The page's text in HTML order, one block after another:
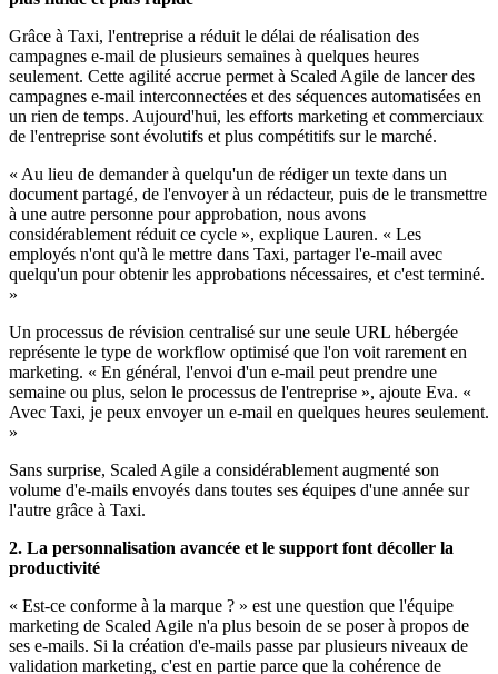
Grâce à Taxi, l'entreprise a réduit le délai de réalisation des
campagnes e-mail de plusieurs semaines à quelques heures
seulement. Cette agilité accrue permet à Scaled Agile de lancer des
campagnes e-mail interconnectées et des séquences automatisées en
un rien de temps. Aujourd'hui, les efforts marketing et commerciaux
de l'entreprise sont évolutifs et plus compétitifs sur le marché.
« Au lieu de demander à quelqu'un de rédiger un texte dans un
document partagé, de l'envoyer à un rédacteur, puis de le transmettre
à une autre personne pour approbation, nous avons
considérablement réduit ce cycle », explique Lauren. « Les
employés n'ont qu'à le mettre dans Taxi, partager l'e-mail avec
quelqu'un pour obtenir les approbations nécessaires, et c'est terminé.
»
Un processus de révision centralisé sur une seule URL hébergée
représente le type de workflow optimisé que l'on voit rarement en
marketing. « En général, l'envoi d'un e-mail peut prendre une
semaine ou plus, selon le processus de l'entreprise », ajoute Eva. «
Avec Taxi, je peux envoyer un e-mail en quelques heures seulement.
»
Sans surprise, Scaled Agile a considérablement augmenté son
volume d'e-mails envoyés dans toutes ses équipes d'une année sur
l'autre grâce à Taxi.
2. La personnalisation avancée et le support font décoller la
productivité
« Est-ce conforme à la marque ? » est une question que l'équipe
marketing de Scaled Agile n'a plus besoin de se poser à propos de
ses e-mails. Si la création d'e-mails passe par plusieurs niveaux de
validation marketing, c'est en partie parce que la cohérence de